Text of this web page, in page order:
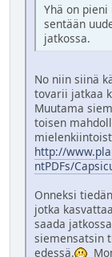
Yhä on
sentään
jatkossa.
No niin siinä
tovarii jatkaa
Muutama
toisen
http://
ntPDFs/
Onneksi
jotka
saada
siemensatsin
edessä.